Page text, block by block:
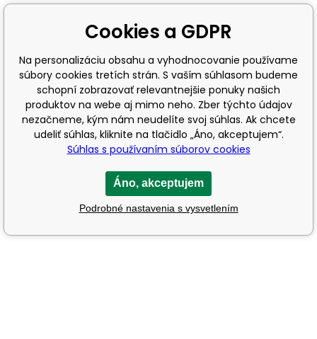
Cookies a GDPR
Na personalizáciu obsahu a vyhodnocovanie používame
súbory cookies tretích strán. S vaším súhlasom budeme
schopní zobrazovať relevantnejšie ponuky našich
produktov na webe aj mimo neho. Zber týchto údajov
nezačneme, kým nám neudelíte svoj súhlas. Ak chcete
udeliť súhlas, kliknite na tlačidlo „Áno, akceptujem“.
Súhlas s používaním súborov cookies
Áno, akceptujem
Podrobné nastavenia s vysvetlením